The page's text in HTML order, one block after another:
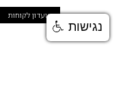
מועדון לקוחות
נגישות